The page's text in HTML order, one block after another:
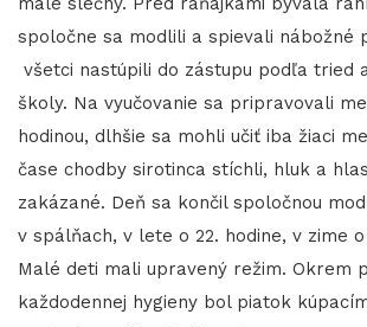
spoločne sa modlili a spievali nábožné
všetci nastúpili do zástupu podľa tried
školy. Na vyučovanie sa pripravovali
hodinou, dlhšie sa mohli učiť iba žiaci
čase chodby sirotinca stíchli, hluk a
zakázané. Deň sa končil spoločnou
v spálňach, v lete o 22. hodine, v zime
Malé deti mali upravený režim. Okrem
každodennej hygieny bol piatok